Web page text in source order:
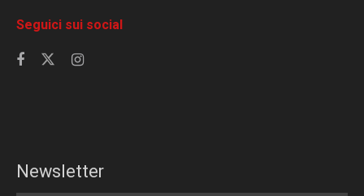
Seguici sui social
Newsletter